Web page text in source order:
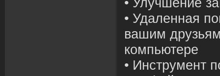
• Удаленная
вашим
компьютере
• Инструмент